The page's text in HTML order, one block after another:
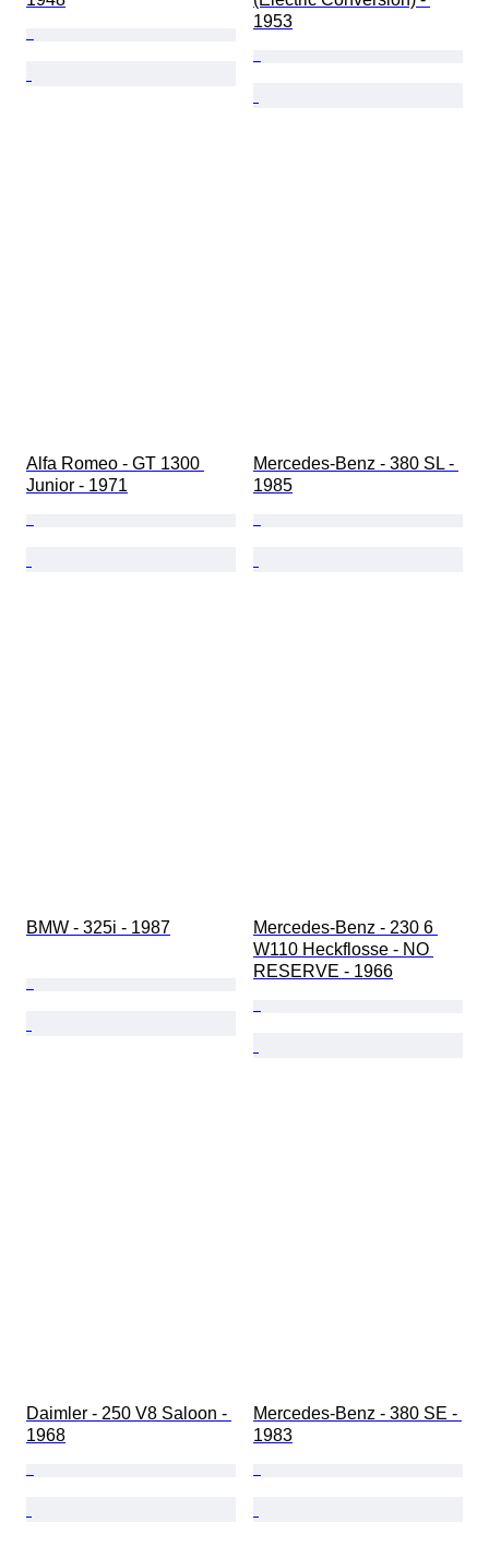
1953
Alfa Romeo - GT 1300
Junior - 1971
Mercedes-Benz - 380 SL -
1985
BMW - 325i - 1987
Mercedes-Benz - 230 6
W110 Heckflosse - NO
RESERVE - 1966
Daimler - 250 V8 Saloon -
1968
Mercedes-Benz - 380 SE -
1983